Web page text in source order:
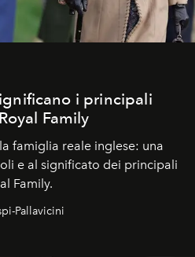
i principali
Family
famiglia reale inglese: una
e al significato dei principali
Family.
Pallavicini